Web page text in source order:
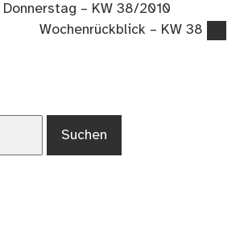
Donnerstag – KW 38/2010
Nächster
Wochenrückblick – KW 38